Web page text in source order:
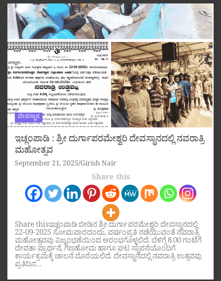
ದೇವಸ್ಥಾನ
ಇಚ್ಲಂಪಾಡಿ : ಶ್ರೀ ದುರ್ಗಾಪರಮೇಶ್ವರಿ ದೇವಸ್ಥಾನದಲ್ಲಿ ನವರಾತ್ರಿ
ಮಹೋತ್ಸವ
September 21, 2025 Girish Nair
Share this
Share thisಇಚ್ಲಂಪಾಡಿ ಬೀಡಿನ ಶ್ರೀ ದುರ್ಗಾಪರಮೇಶ್ವರಿ ದೇವಸ್ಥಾನದಲ್ಲಿ
22-09-2025 ಸೋಮವಾರದಂದು, ವರ್ಷಂಪ್ರತಿ ನಡೆಯುವಂತೆ ನವರಾತ್ರಿ
ಮಹೋತ್ಸವವು ವಿಜೃಂಭಣೆಯಿಂದ ಆರಂಭಗೊಳ್ಳಲಿದೆ. ಬೆಳಿಗ್ಗೆ 8.00 ಗಂಟೆಗೆ
ದೇವತಾ ಪ್ರಾರ್ಥನೆ, ಗಣಹೋಮ ಹಾಗೂ ಘಟ ಸ್ಥಾಪನೆಯೊಂದಿಗೆ
ಕಾರ್ಯಕ್ರಮಕ್ಕೆ ಚಾಲನೆ ದೊರೆಯಲಿದೆ. ದೇವಸ್ಥಾನದಲ್ಲಿ ನವರಾತ್ರಿ ಉತ್ಸವವು
ಪ್ರತಿದಿನ…